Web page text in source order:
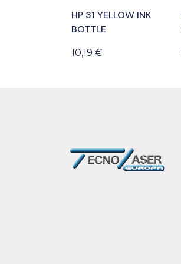
HP 31 YELLOW INK
BOTTLE
10,19 €